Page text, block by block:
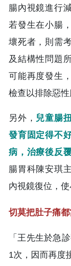
腸內視鏡進行
若發生在小腸
壞死者，則需
及結構性問題
可能再度發生
檢查以排除惡
另外， 兒童腸
發育固定得不
病，治療後反
腸胃科陳安琪
內視鏡復位，使
切莫把肚子痛
「王先生於急
1次，因而再度